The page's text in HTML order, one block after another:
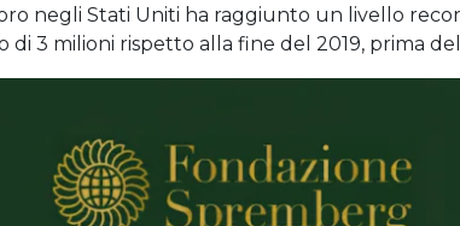
negli Stati Uniti ha raggiunto un livello
di 3 milioni rispetto alla fine del 2019, prima